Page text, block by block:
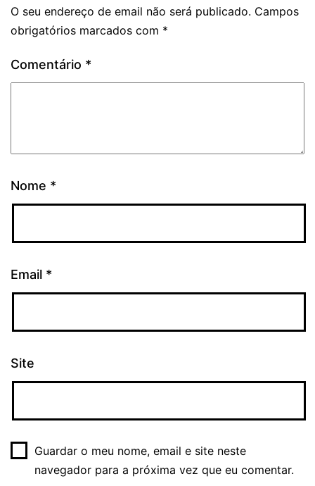
O seu endereço de email não será publicado. Campos
obrigatórios marcados com *
Comentário *
Nome *
Email *
Site
Guardar o meu nome, email e site neste
navegador para a próxima vez que eu comentar.